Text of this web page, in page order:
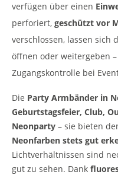
verfügen über einen
perforiert, geschützt vor
verschlossen, lassen sich
öffnen oder weitergeben
Zugangskontrolle bei
Die Party Armbänder in
Geburtstagsfeier, Club,
Neonparty – sie bieten
Neonfarben stets gut
Lichtverhältnissen sind
gut zu sehen. Dank